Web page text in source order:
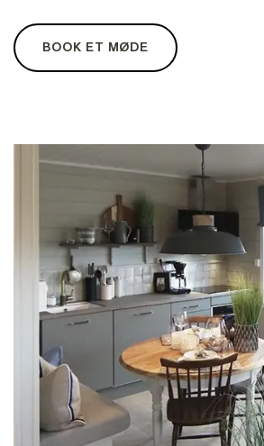
BOOK ET MØDE